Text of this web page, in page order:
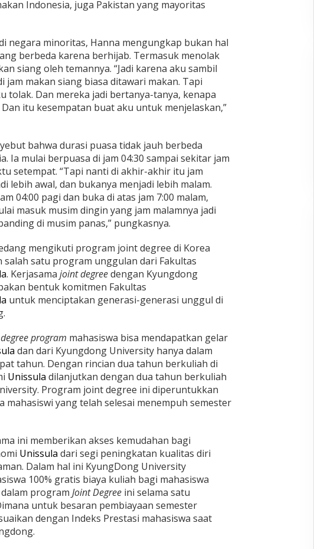
Indonesia, juga Pakistan yang mayoritas
negara minoritas, Hanna mengungkap bukan hal
berbeda karena berhijab. Termasuk menolak
siang oleh temannya. “Jadi karena aku sambil
jam makan siang biasa ditawari makan. Tapi
tolak. Dan mereka jadi bertanya-tanya, kenapa
itu kesempatan buat aku untuk menjelaskan,”
bahwa durasi puasa tidak jauh berbeda
Ia mulai berpuasa di jam 04:30 sampai sekitar jam
setempat. “Tapi nanti di akhir-akhir itu jam
lebih awal, dan bukanya menjadi lebih malam.
04:00 pagi dan buka di atas jam 7:00 malam,
masuk musim dingin yang jam malamnya jadi
di musim panas,” pungkasnya.
mengikuti program joint degree di Korea
salah satu program unggulan dari Fakultas
. Kerjasama joint degreedengan Kyungdong
bentuk komitmen Fakultas
untuk menciptakan generasi-generasi unggul di
program mahasiswa bisa mendapatkan gelar
dan dari Kyungdong University hanya dalam
tahun. Dengan rincian dua tahun berkuliah di
Unissula dilanjutkan dengan dua tahun berkuliah
Program joint degree ini diperuntukkan
mahasiswi yang telah selesai menempuh semester
ini memberikan akses kemudahan bagi
Unissula dari segi peningkatan kualitas diri
Dalam hal ini KyungDong University
100% gratis biaya kuliah bagi mahasiswa
program Joint Degreeini selama satu
untuk besaran pembiayaan semester
dengan Indeks Prestasi mahasiswa saat
Sudaryono sebagai Kepala Badan
Gizi Nasional
In Berita, Politik